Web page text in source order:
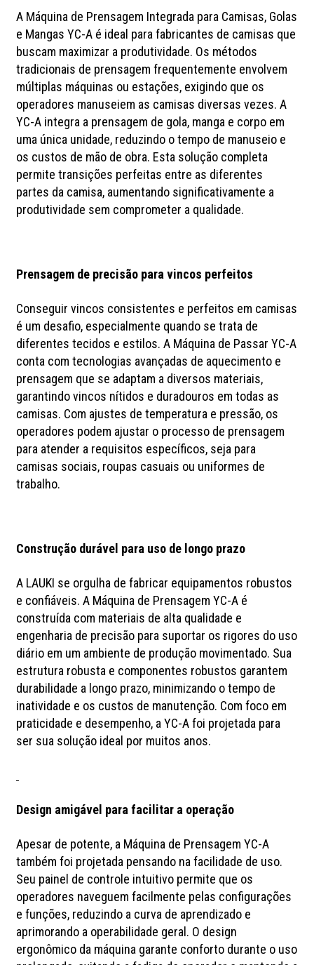
A Máquina de Prensagem Integrada para Camisas, Golas
e Mangas YC-A é ideal para fabricantes de camisas que
buscam maximizar a produtividade. Os métodos
tradicionais de prensagem frequentemente envolvem
múltiplas máquinas ou estações, exigindo que os
operadores manuseiem as camisas diversas vezes. A
YC-A integra a prensagem de gola, manga e corpo em
uma única unidade, reduzindo o tempo de manuseio e
os custos de mão de obra. Esta solução completa
permite transições perfeitas entre as diferentes
partes da camisa, aumentando significativamente a
produtividade sem comprometer a qualidade.
Prensagem de precisão para vincos perfeitos
Conseguir vincos consistentes e perfeitos em camisas
é um desafio, especialmente quando se trata de
diferentes tecidos e estilos. A Máquina de Passar YC-A
conta com tecnologias avançadas de aquecimento e
prensagem que se adaptam a diversos materiais,
garantindo vincos nítidos e duradouros em todas as
camisas. Com ajustes de temperatura e pressão, os
operadores podem ajustar o processo de prensagem
para atender a requisitos específicos, seja para
camisas sociais, roupas casuais ou uniformes de
trabalho.
Construção durável para uso de longo prazo
A LAUKI se orgulha de fabricar equipamentos robustos
e confiáveis. A Máquina de Prensagem YC-A é
construída com materiais de alta qualidade e
engenharia de precisão para suportar os rigores do uso
diário em um ambiente de produção movimentado. Sua
estrutura robusta e componentes robustos garantem
durabilidade a longo prazo, minimizando o tempo de
inatividade e os custos de manutenção. Com foco em
praticidade e desempenho, a YC-A foi projetada para
ser sua solução ideal por muitos anos.
Design amigável para facilitar a operação
Apesar de potente, a Máquina de Prensagem YC-A
também foi projetada pensando na facilidade de uso.
Seu painel de controle intuitivo permite que os
operadores naveguem facilmente pelas configurações
e funções, reduzindo a curva de aprendizado e
aprimorando a operabilidade geral. O design
ergonômico da máquina garante conforto durante o uso